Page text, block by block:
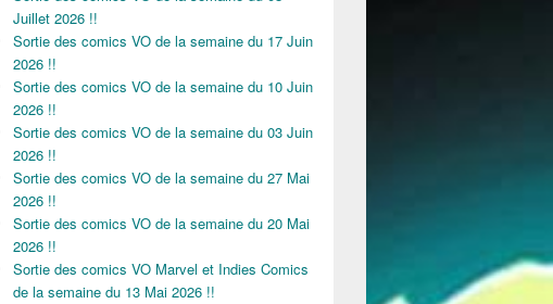
Juillet 2026 !!
Sortie des comics VO de la semaine du 17 Juin
2026 !!
Sortie des comics VO de la semaine du 10 Juin
2026 !!
Sortie des comics VO de la semaine du 03 Juin
2026 !!
Sortie des comics VO de la semaine du 27 Mai
2026 !!
Sortie des comics VO de la semaine du 20 Mai
2026 !!
Sortie des comics VO Marvel et Indies Comics
de la semaine du 13 Mai 2026 !!